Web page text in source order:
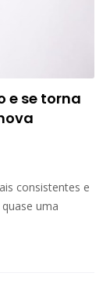
e se torna
consistentes e
uma